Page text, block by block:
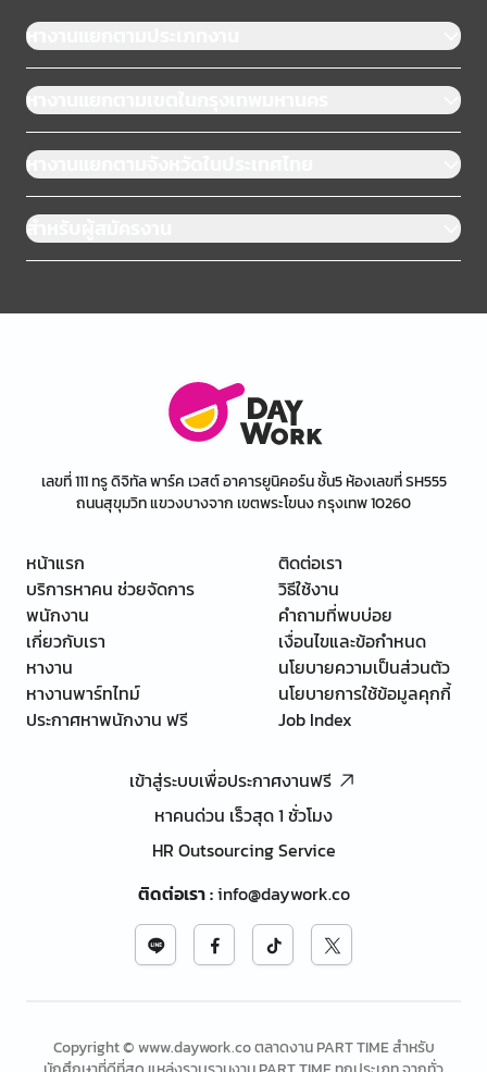
หางานแยกตามประเภทงาน
หางานแยกตามเขตในกรุงเทพมหานคร
หางานแยกตามจังหวัดในประเทศไทย
สำหรับผู้สมัครงาน
เลขที่ 111 ทรู ดิจิทัล พาร์ค เวสต์ อาคารยูนิคอร์น ชั้น5 ห้องเลขที่ SH555
ถนนสุขุมวิท แขวงบางจาก เขตพระโขนง กรุงเทพ 10260
หน้าแรก
บริการหาคน ช่วยจัดการ
พนักงาน
เกี่ยวกับเรา
หางาน
หางานพาร์ทไทม์
ประกาศหาพนักงาน ฟรี
ติดต่อเรา
วิธีใช้งาน
คำถามที่พบบ่อย
เงื่อนไขและข้อกำหนด
นโยบายความเป็นส่วนตัว
นโยบายการใช้ข้อมูลคุกกี้
Job Index
เข้าสู่ระบบเพื่อประกาศงานฟรี
หาคนด่วน เร็วสุด 1 ชั่วโมง
HR Outsourcing Service
ติดต่อเรา:info@daywork.co
Copyright © www.daywork.co ตลาดงาน PART TIME สำหรับ